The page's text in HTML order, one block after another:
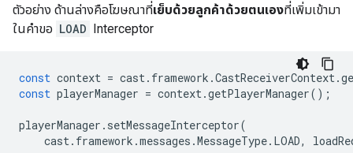
ตัวอย่าง ด้านล่างคือโฆษณาที่เย็บด้วยลูกค้าด้วยตนเองที่เพิ่มเข้ามา
ในคำขอ LOAD Interceptor
const context = cast. framework .CastReceiverContext.
const playerManager = context.getPlayerManager();
playerManager . setMessageInterceptor(
cast. framework .messages .MessageType. LOAD,